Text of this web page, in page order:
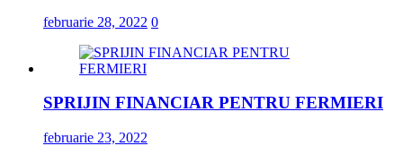
februarie 28, 2022 0
SPRIJIN FINANCIAR PENTRU FERMIERI
februarie 23, 2022